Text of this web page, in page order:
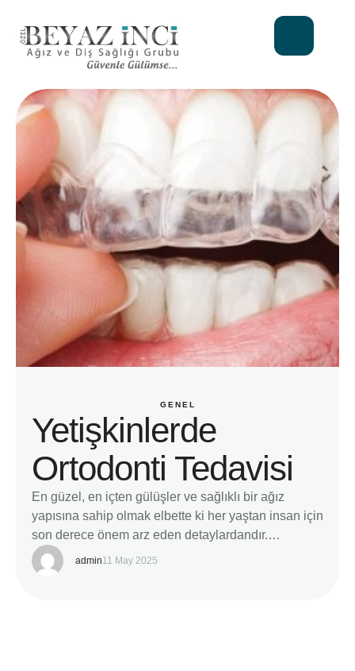
GENEL
Yetişkinlerde
Ortodonti Tedavisi
En güzel, en içten gülüşler ve sağlıklı bir ağız
yapısına sahip olmak elbette ki her yaştan insan için
son derece önem arz eden detaylardandır.
"Vücudun gelişim yapısı belirli bir yaşa gelindiği
noktada durur…" fikri, gelişen teknolojik
admin11 May 2025